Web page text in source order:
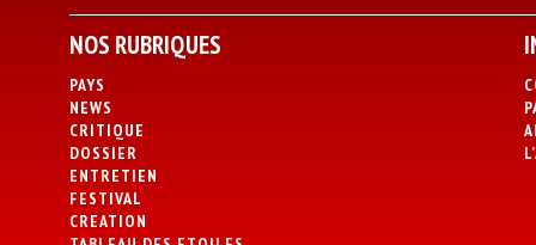
NOS RUBRIQUES
PAYS
NEWS
CRITIQUE
DOSSIER
ENTRETIEN
FESTIVAL
CREATION